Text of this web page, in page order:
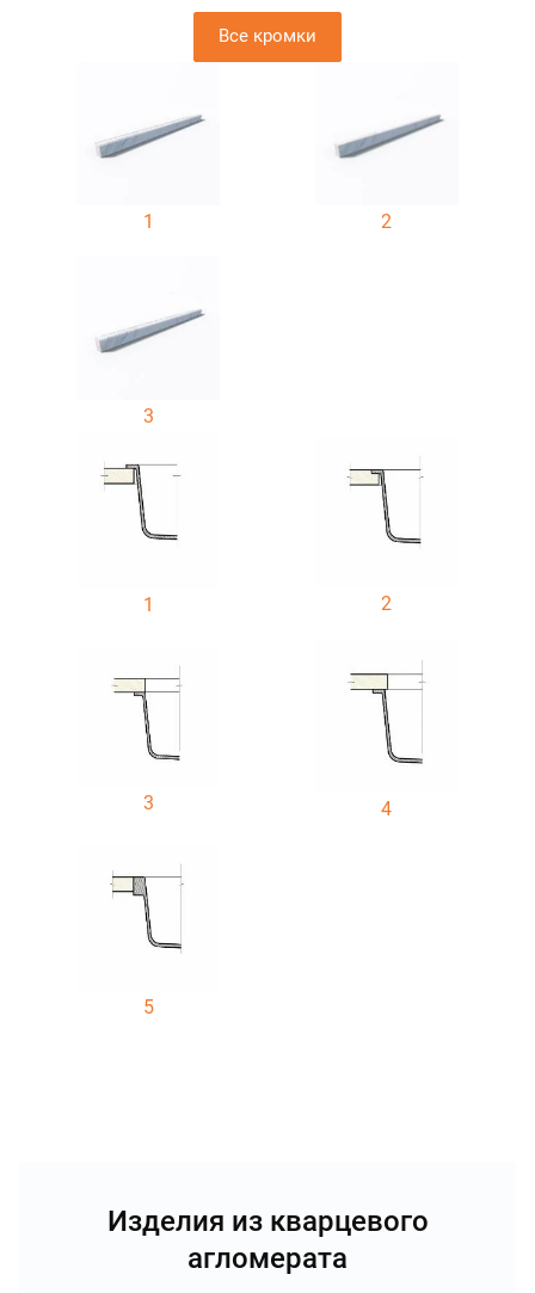
Все кромки
1 2
3
1 2
3 4
5
Изделия из кварцевого
агломерата